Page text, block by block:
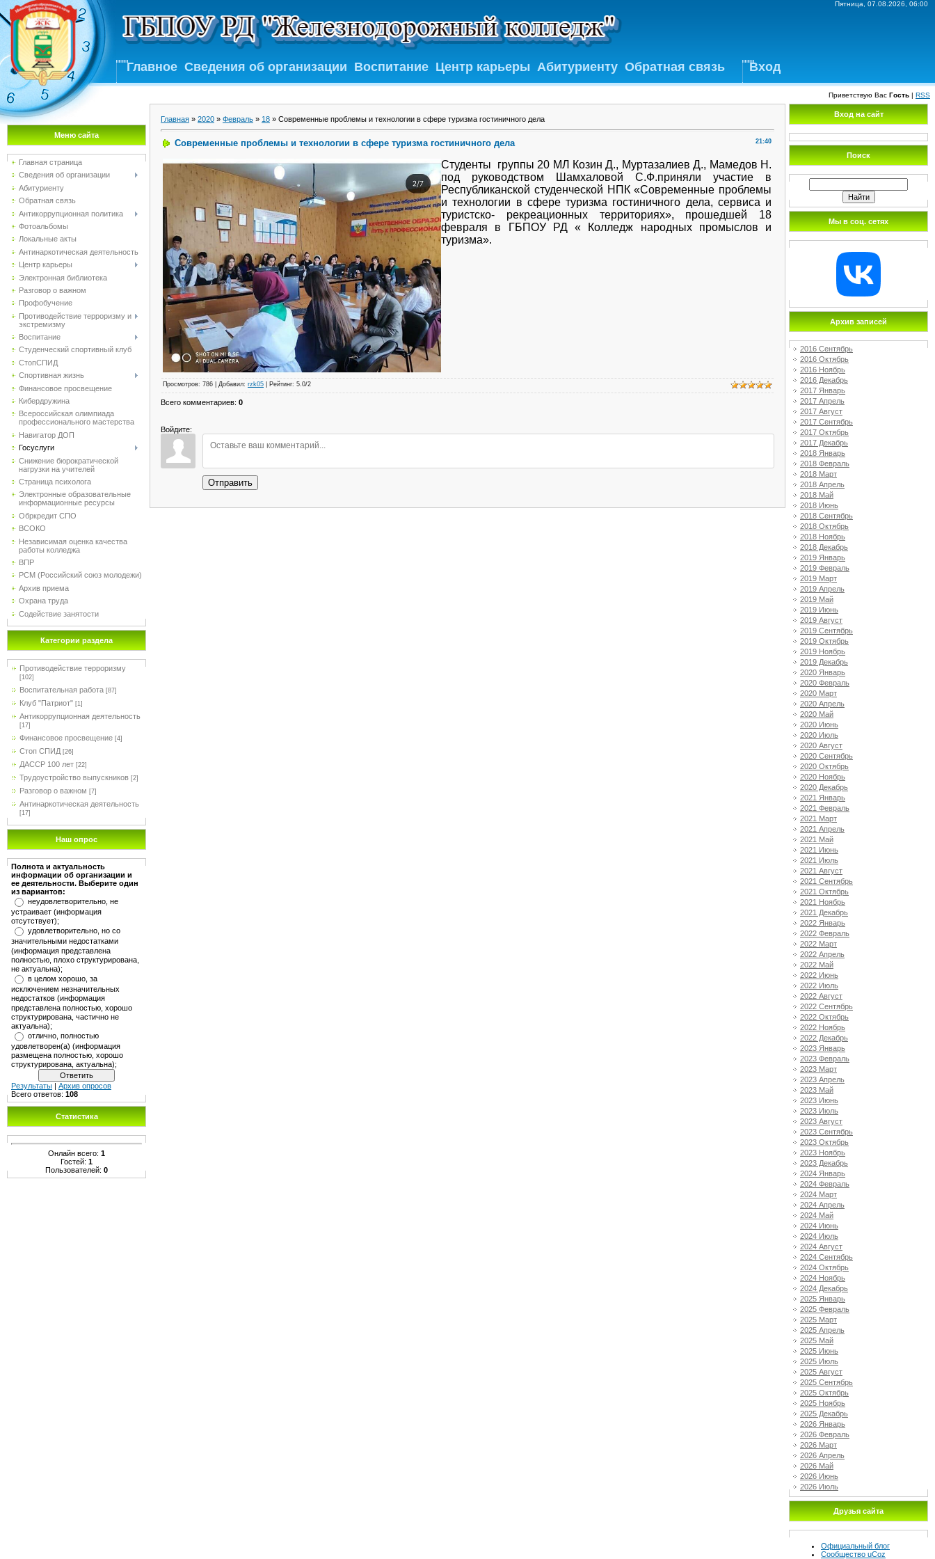
Пятница, 07.08.2026, 06:00
Главное Сведения об организации Воспитание Центр карьеры Абитуриенту Обратная связь Вход
Приветствую Вас Гость | RSS
Меню сайта
Главная страница
Сведения об организации
Абитуриенту
Обратная связь
Антикоррупционная политика
Фотоальбомы
Локальные акты
Антинаркотическая деятельность
Центр карьеры
Электронная библиотека
Разговор о важном
Профобучение
Противодействие терроризму и
экстремизму
Воспитание
Студенческий спортивный клуб
CтопСПИД
Спортивная жизнь
Финансовое просвещение
Кибердружина
Всероссийская олимпиада
профессионального мастерства
Навигатор ДОП
Госуслуги
Снижение бюрократической
нагрузки на учителей
Страница психолога
Электронные образовательные
информационные ресурсы
Обркредит СПО
ВСОКО
Независимая оценка качества
работы колледжа
ВПР
РСМ (Российский союз молодежи)
Архив приема
Охрана труда
Содействие занятости
Категории раздела
Противодействие терроризму
[102]
Воспитательная работа [87]
Клуб "Патриот" [1]
Антикоррупционная деятельность
[17]
Финансовое просвещение [4]
Стоп СПИД [26]
ДАССР 100 лет [22]
Трудоустройство выпускников [2]
Разговор о важном [7]
Антинаркотическая деятельность
[17]
Наш опрос
Полнота и актуальность
информации об организации и
ее деятельности. Выберите один
из вариантов:
неудовлетворительно, не
устраивает (информация
отсутствует);
удовлетворительно, но со
значительными недостатками
(информация представлена
полностью, плохо структурирована,
не актуальна);
в целом хорошо, за
исключением незначительных
недостатков (информация
представлена полностью, хорошо
структурирована, частично не
актуальна);
отлично, полностью
удовлетворен(а) (информация
размещена полностью, хорошо
структурирована, актуальна);
Результаты | Архив опросов
Всего ответов: 108
Статистика
Онлайн всего: 1
Гостей: 1
Пользователей: 0
Главная » 2020 » Февраль » 18 » Современные проблемы и технологии в сфере туризма гостиничного дела
21:40
Современные проблемы и технологии в сфере туризма гостиничного дела
Студенты группы 20 МЛ Козин Д., Муртазалиев Д., Мамедов Н.
под руководством Шамхаловой С.Ф.приняли участие в
Республиканской студенческой НПК «Современные проблемы
и технологии в сфере туризма гостиничного дела, сервиса и
туристско- рекреационных территориях», прошедшей 18
февраля в ГБПОУ РД « Колледж народных промыслов и
туризма».
Просмотров: 786 Добавил: rzk05 Рейтинг: 5.0/2
Всего комментариев: 0
Войдите:
Отправить
Вход на сайт
Поиск
Мы в соц. сетях
Архив записей
2016 Сентябрь
2016 Октябрь
2016 Ноябрь
2016 Декабрь
2017 Январь
2017 Апрель
2017 Август
2017 Сентябрь
2017 Октябрь
2017 Декабрь
2018 Январь
2018 Февраль
2018 Март
2018 Апрель
2018 Май
2018 Июнь
2018 Сентябрь
2018 Октябрь
2018 Ноябрь
2018 Декабрь
2019 Январь
2019 Февраль
2019 Март
2019 Апрель
2019 Май
2019 Июнь
2019 Август
2019 Сентябрь
2019 Октябрь
2019 Ноябрь
2019 Декабрь
2020 Январь
2020 Февраль
2020 Март
2020 Апрель
2020 Май
2020 Июнь
2020 Июль
2020 Август
2020 Сентябрь
2020 Октябрь
2020 Ноябрь
2020 Декабрь
2021 Январь
2021 Февраль
2021 Март
2021 Апрель
2021 Май
2021 Июнь
2021 Июль
2021 Август
2021 Сентябрь
2021 Октябрь
2021 Ноябрь
2021 Декабрь
2022 Январь
2022 Февраль
2022 Март
2022 Апрель
2022 Май
2022 Июнь
2022 Июль
2022 Август
2022 Сентябрь
2022 Октябрь
2022 Ноябрь
2022 Декабрь
2023 Январь
2023 Февраль
2023 Март
2023 Апрель
2023 Май
2023 Июнь
2023 Июль
2023 Август
2023 Сентябрь
2023 Октябрь
2023 Ноябрь
2023 Декабрь
2024 Январь
2024 Февраль
2024 Март
2024 Апрель
2024 Май
2024 Июнь
2024 Июль
2024 Август
2024 Сентябрь
2024 Октябрь
2024 Ноябрь
2024 Декабрь
2025 Январь
2025 Февраль
2025 Март
2025 Апрель
2025 Май
2025 Июнь
2025 Июль
2025 Август
2025 Сентябрь
2025 Октябрь
2025 Ноябрь
2025 Декабрь
2026 Январь
2026 Февраль
2026 Март
2026 Апрель
2026 Май
2026 Июнь
2026 Июль
Друзья сайта
Официальный блог
Сообщество uCoz